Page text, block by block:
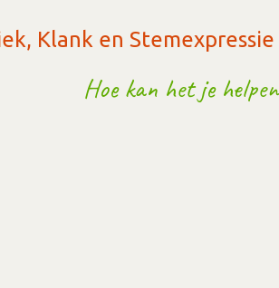
Klank en Stemexpressie
Hoe kan het je